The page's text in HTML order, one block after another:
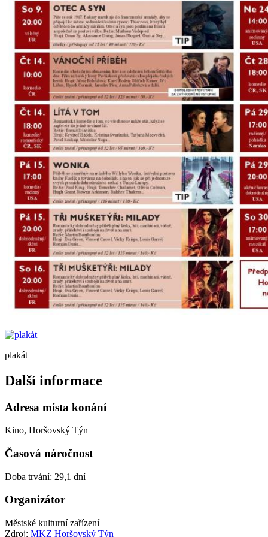
plakát
Další informace
Adresa místa konání
Kino, Horšovský Týn
Časová náročnost
Doba trvání: 29,1 dní
Organizátor
Městské kulturní zařízení
Zdroj: MKZ Horšovský Týn